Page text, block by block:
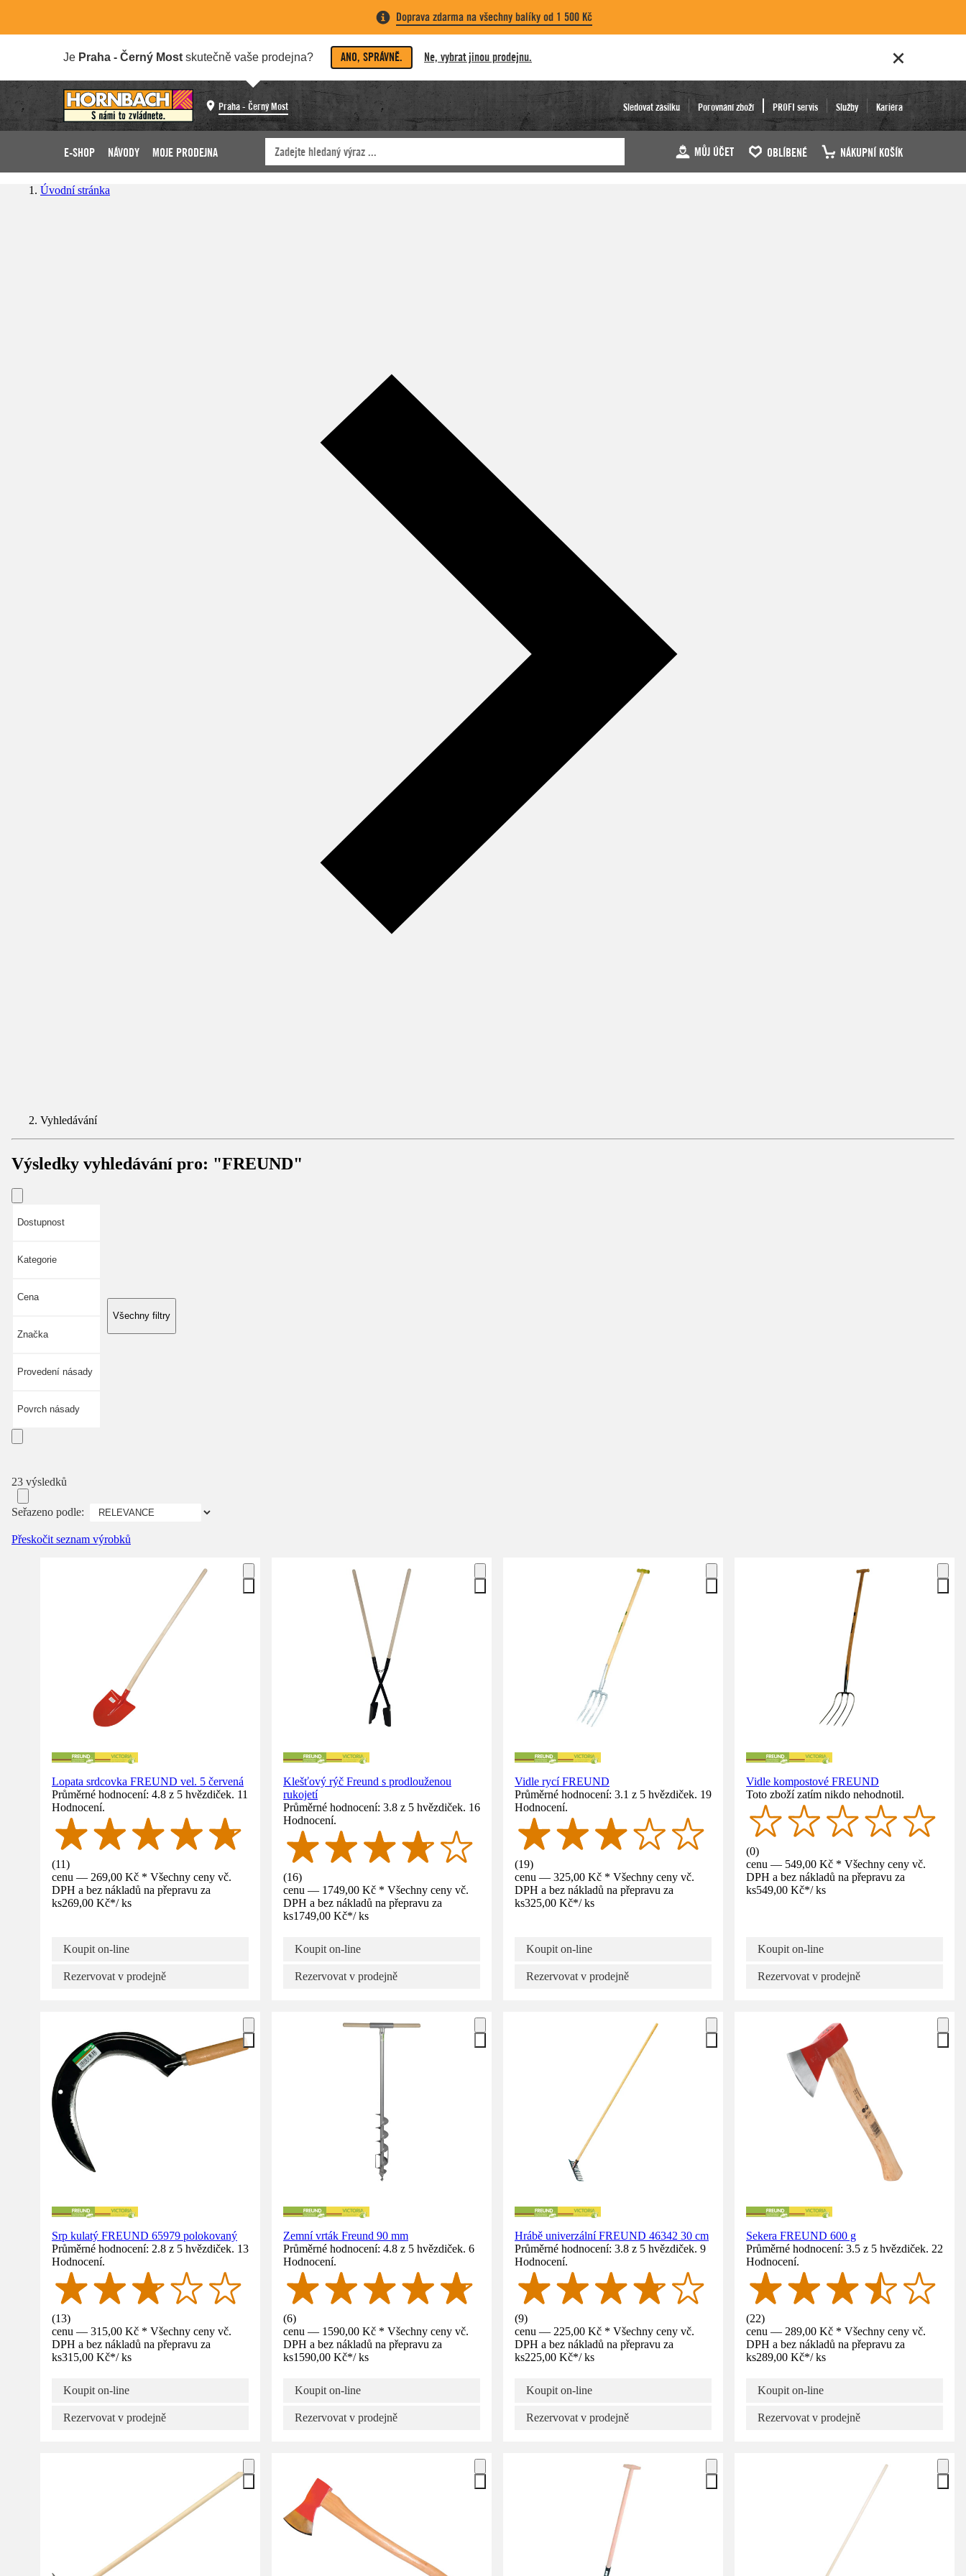
Doprava zdarma na všechny balíky od 1 500 Kč
Je Praha - Černý Most skutečně vaše prodejna? ANO, SPRÁVNĚ. Ne, vybrat jinou prodejnu.
Praha - Černý Most Sledovat zásilku Porovnání zboží PROFI servis Služby Kariéra
E-SHOP NÁVODY MOJE PRODEJNA MŮJ ÚČET OBLÍBENÉ NÁKUPNÍ KOŠÍK
Úvodní stránka
Vyhledávání
Výsledky vyhledávání pro: "FREUND"
Dostupnost
Kategorie
Cena
Značka
Provedení násady
Povrch násady
Všechny filtry
23 výsledků
Seřazeno podle:
Přeskočit seznam výrobků
Lopata srdcovka FREUND vel. 5 červená
Průměrné hodnocení: 4.8 z 5 hvězdiček. 11
Hodnocení.
(11)
cenu — 269,00 Kč * Všechny ceny vč.
DPH a bez nákladů na přepravu za
ks269,00 Kč*/ ks
Koupit on-line
Rezervovat v prodejně
Klešťový rýč Freund s prodlouženou
rukojetí
Průměrné hodnocení: 3.8 z 5 hvězdiček. 16
Hodnocení.
(16)
cenu — 1749,00 Kč * Všechny ceny vč.
DPH a bez nákladů na přepravu za
ks1749,00 Kč*/ ks
Koupit on-line
Rezervovat v prodejně
Vidle rycí FREUND
Průměrné hodnocení: 3.1 z 5 hvězdiček. 19
Hodnocení.
(19)
cenu — 325,00 Kč * Všechny ceny vč.
DPH a bez nákladů na přepravu za
ks325,00 Kč*/ ks
Koupit on-line
Rezervovat v prodejně
Vidle kompostové FREUND
Toto zboží zatím nikdo nehodnotil.
(0)
cenu — 549,00 Kč * Všechny ceny vč.
DPH a bez nákladů na přepravu za
ks549,00 Kč*/ ks
Koupit on-line
Rezervovat v prodejně
Srp kulatý FREUND 65979 polokovaný
Průměrné hodnocení: 2.8 z 5 hvězdiček. 13
Hodnocení.
(13)
cenu — 315,00 Kč * Všechny ceny vč.
DPH a bez nákladů na přepravu za
ks315,00 Kč*/ ks
Koupit on-line
Rezervovat v prodejně
Zemní vrták Freund 90 mm
Průměrné hodnocení: 4.8 z 5 hvězdiček. 6
Hodnocení.
(6)
cenu — 1590,00 Kč * Všechny ceny vč.
DPH a bez nákladů na přepravu za
ks1590,00 Kč*/ ks
Koupit on-line
Rezervovat v prodejně
Hrábě univerzální FREUND 46342 30 cm
Průměrné hodnocení: 3.8 z 5 hvězdiček. 9
Hodnocení.
(9)
cenu — 225,00 Kč * Všechny ceny vč.
DPH a bez nákladů na přepravu za
ks225,00 Kč*/ ks
Koupit on-line
Rezervovat v prodejně
Sekera FREUND 600 g
Průměrné hodnocení: 3.5 z 5 hvězdiček. 22
Hodnocení.
(22)
cenu — 289,00 Kč * Všechny ceny vč.
DPH a bez nákladů na přepravu za
ks289,00 Kč*/ ks
Koupit on-line
Rezervovat v prodejně